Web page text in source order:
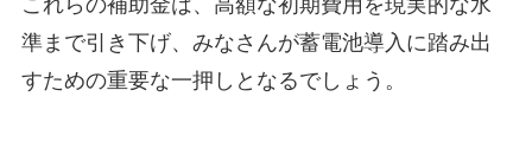
準まで引き下げ、みなさんが蓄電池導入に踏み出
すための重要な一押しとなるでしょう。